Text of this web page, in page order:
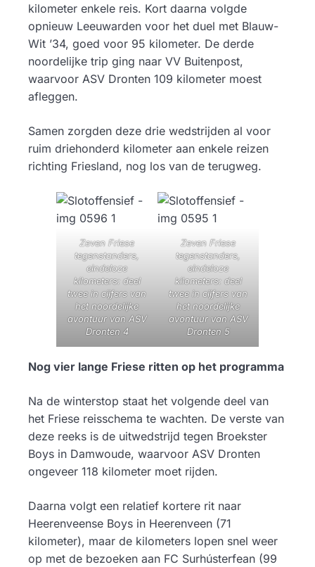
kilometer enkele reis. Kort daarna volgde
opnieuw Leeuwarden voor het duel met Blauw-
Wit ’34, goed voor 95 kilometer. De derde
noordelijke trip ging naar VV Buitenpost,
waarvoor ASV Dronten 109 kilometer moest
afleggen.
Samen zorgden deze drie wedstrijden al voor
ruim driehonderd kilometer aan enkele reizen
richting Friesland, nog los van de terugweg.
Zeven Friese
tegenstanders,
eindeloze
kilometers: deel
twee in cijfers van
het noordelijke
avontuur van ASV
Dronten 4
Zeven Friese
tegenstanders,
eindeloze
kilometers: deel
twee in cijfers van
het noordelijke
avontuur van ASV
Dronten 5
Nog vier lange Friese ritten op het programma
Na de winterstop staat het volgende deel van
het Friese reisschema te wachten. De verste van
deze reeks is de uitwedstrijd tegen Broekster
Boys in Damwoude, waarvoor ASV Dronten
ongeveer 118 kilometer moet rijden.
Daarna volgt een relatief kortere rit naar
Heerenveense Boys in Heerenveen (71
kilometer), maar de kilometers lopen snel weer
op met de bezoeken aan FC Surhústerfean (99